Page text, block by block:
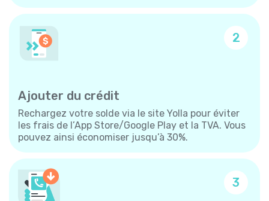
2
Ajouter du crédit
Rechargez votre solde via le site Yolla pour éviter
les frais de l’App Store/Google Play et la TVA. Vous
pouvez ainsi économiser jusqu’à 30%.
3